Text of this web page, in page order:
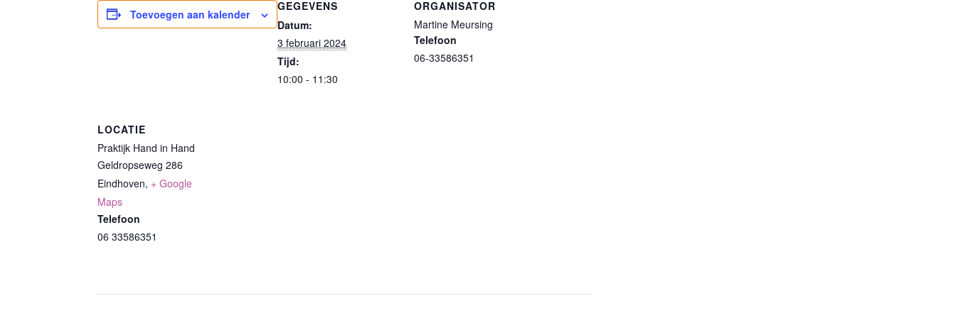
Toevoegen aan kalender
GEGEVENS
Datum:
3 februari 2024
Tijd:
10:00 - 11:30
ORGANISATOR
Martine Meursing
Telefoon
06-33586351
LOCATIE
Praktijk Hand in Hand
Geldropseweg 286
Eindhoven, + Google
Maps
Telefoon
06 33586351